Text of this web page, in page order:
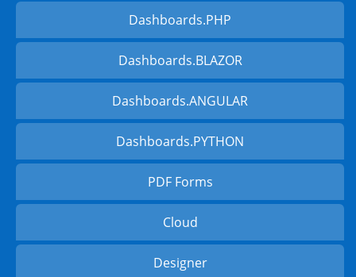
Dashboards.PHP
Dashboards.BLAZOR
Dashboards.ANGULAR
Dashboards.PYTHON
PDF Forms
Cloud
Designer